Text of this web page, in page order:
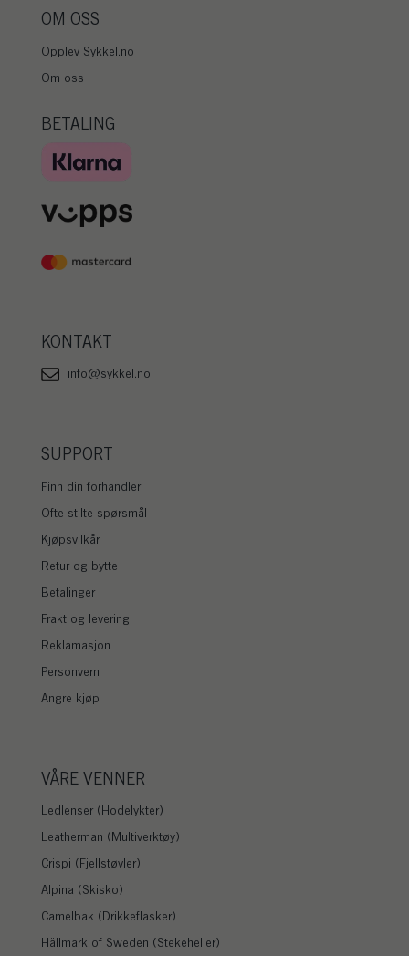
OM OSS
Opplev Sykkel.no
Om oss
BETALING
KONTAKT
info@sykkel.no
SUPPORT
Finn din forhandler
Ofte stilte spørsmål
Kjøpsvilkår
Retur og bytte
Betalinger
Frakt og levering
Reklamasjon
Personvern
Angre kjøp
VÅRE VENNER
Ledlenser (Hodelykter)
Leatherman (Multiverktøy)
Crispi (Fjellstøvler)
Alpina (Skisko)
Camelbak (Drikkeflasker)
Hällmark of Sweden (Stekeheller)